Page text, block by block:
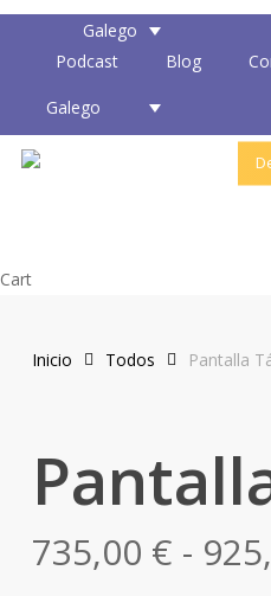
Skip
content
Galego
Podcast
Blog
Galego
CartClose
Inicio Todos Pantalla
735,00 € -